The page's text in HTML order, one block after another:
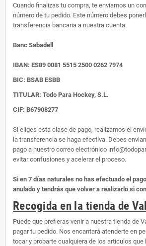
Cuando finalizas tu compra, te enviamos un
número de tu pedido. Este número debes
transferencia bancaria a nuestra cuenta:
Banc Sabadell
IBAN: ES89 0081 5515 2500 0262 7974
BIC: BSAB ESBB
TITULAR: Todo Para Hockey, S.L.
CIF: B67908277
Si eliges esta clase de pago, realizamos el
la transferencia se haga efectiva. Debes
pago a nuestro correo electrónico
evitar confusiones y acelerar el proceso.
Si en 7 días naturales no has efectuado el
anulado y tendrás que volver a realizarlo si
Recogida en la tienda de
Puede que prefieras venir a nuestra tienda de
pagar tu pedido. Nos encantará atenderte en
tocar y probarte cualquiera de los artículos que